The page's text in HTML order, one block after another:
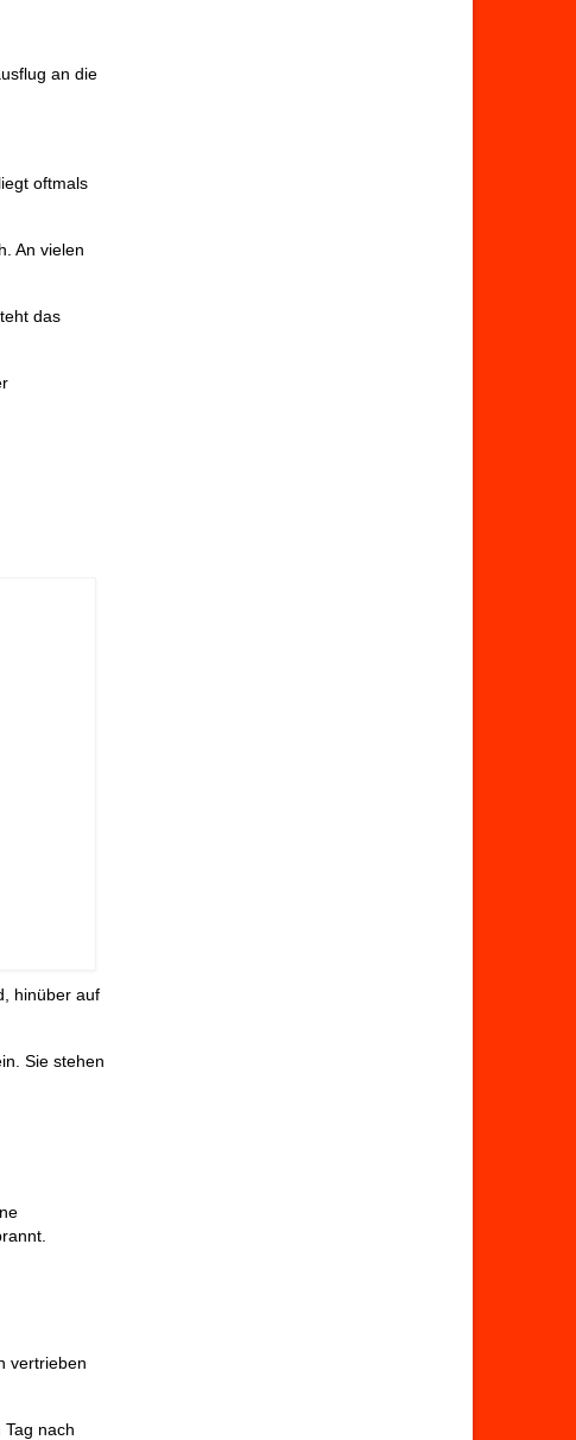
an die
oftmals
An vielen
das
hinüber auf
Sie stehen
vertrieben
nach